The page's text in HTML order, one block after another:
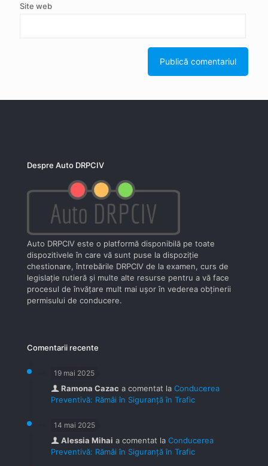
Site web
Despre Auto DRPCIV
Auto DRPCIV este o platformă disponibilă pe toate
dispozitivele în care vă sunt puse la dispoziţie
chestionare, întrebările DRPCIV de la examen, curs de
legislaţie rutieră şi multe alte resurse pentru a vă face
procesul de învăţare mult mai uşor în vederea obţinerii
permisului de conducere.
Comentarii recente
19 mai 2025
Ramona Cazac a comentat la Conducerea
Preventivă: Rămâi în Siguranță în Trafic
14 mai 2025
Alessia Mihai a comentat la Conducerea
Preventivă: Rămâi în Siguranță în Trafic